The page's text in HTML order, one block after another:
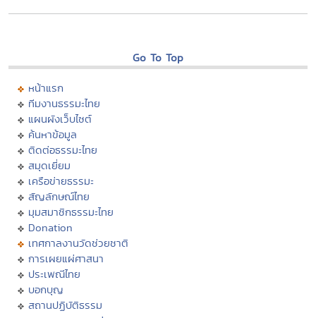
Go To Top
หน้าแรก
ทีมงานธรรมะไทย
แผนผังเว็บไซต์
ค้นหาข้อมูล
ติดต่อธรรมะไทย
สมุดเยี่ยม
เครือข่ายธรรมะ
สัญลักษณ์ไทย
มุมสมาชิกธรรมะไทย
Donation
เทศกาลงานวัดช่วยชาติ
การเผยแผ่ศาสนา
ประเพณีไทย
บอกบุญ
สถานปฏิบัติธรรม